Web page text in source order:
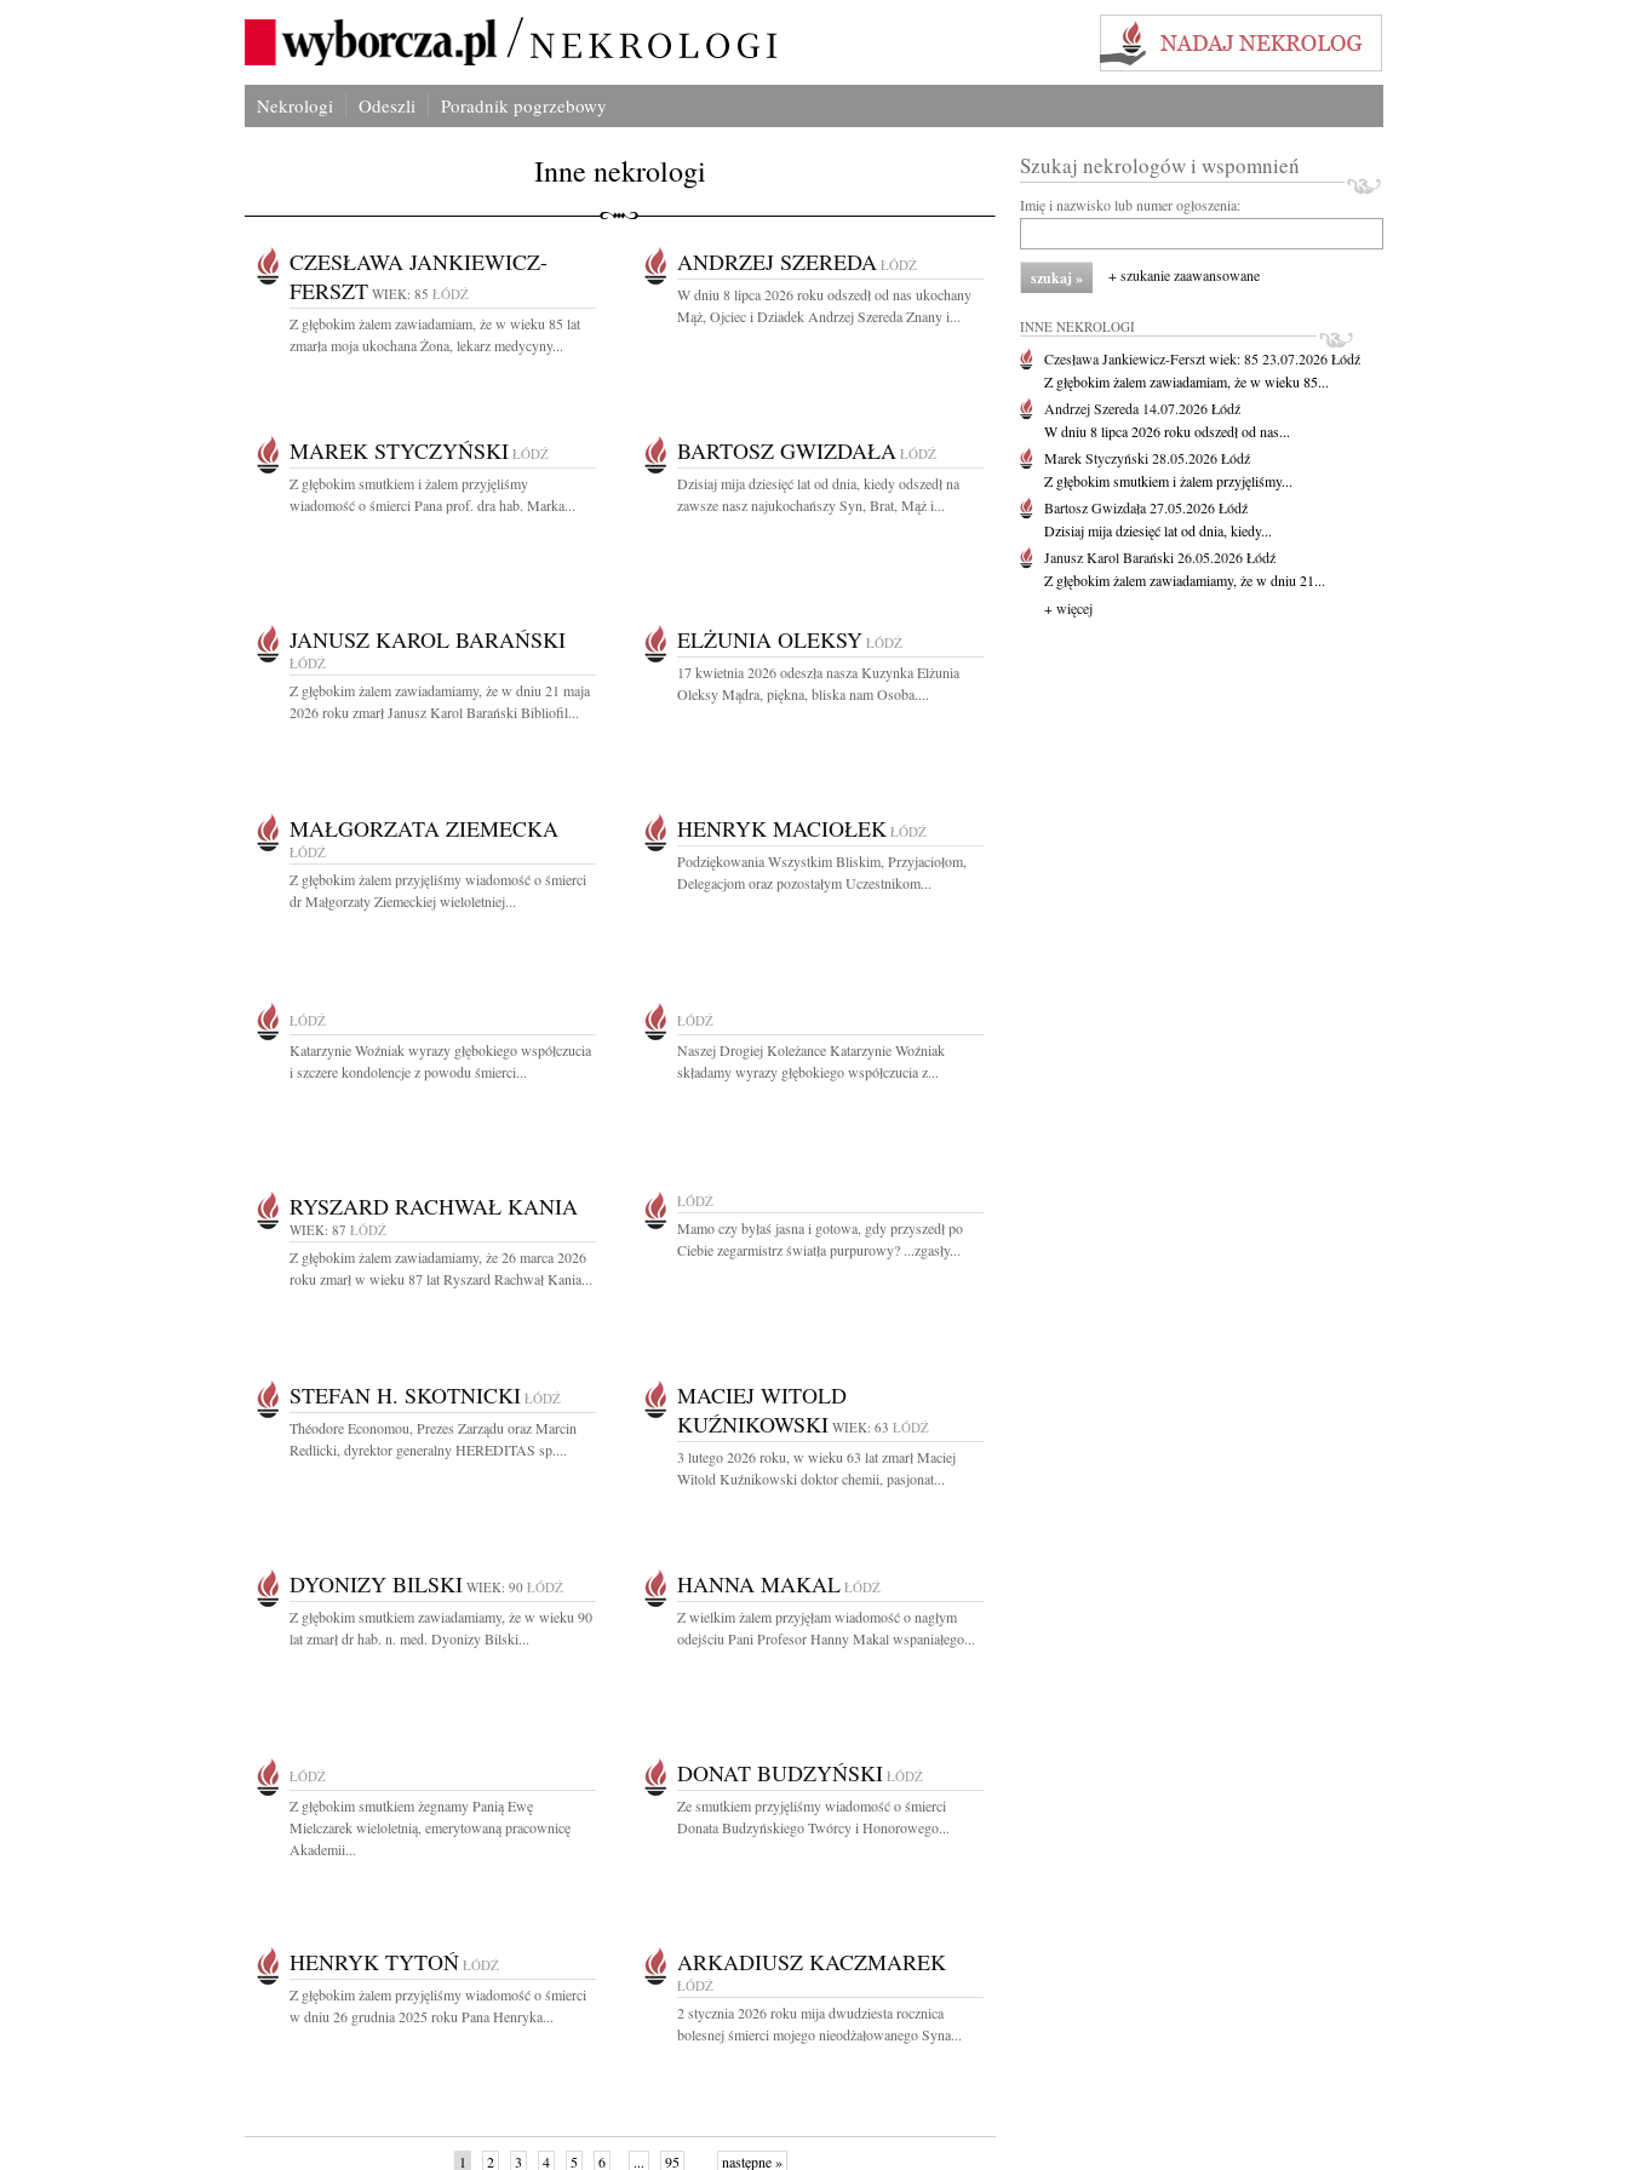
Nekrologi Odeszli Poradnik pogrzebowy
Inne nekrologi
CZESŁAWA JANKIEWICZ-
FERSZT WIEK: 85 ŁÓDŹ
Z głębokim żalem zawiadamiam, że w wieku 85 lat
zmarła moja ukochana Żona, lekarz medycyny...
ANDRZEJ SZEREDA ŁÓDŹ
W dniu 8 lipca 2026 roku odszedł od nas ukochany
Mąż, Ojciec i Dziadek Andrzej Szereda Znany i...
MAREK STYCZYŃSKI ŁÓDŹ
Z głębokim smutkiem i żalem przyjęliśmy
wiadomość o śmierci Pana prof. dra hab. Marka...
BARTOSZ GWIZDAŁA ŁÓDŹ
Dzisiaj mija dziesięć lat od dnia, kiedy odszedł na
zawsze nasz najukochańszy Syn, Brat, Mąż i...
JANUSZ KAROL BARAŃSKI
ŁÓDŹ
Z głębokim żalem zawiadamiamy, że w dniu 21 maja
2026 roku zmarł Janusz Karol Barański Bibliofil...
ELŻUNIA OLEKSY ŁÓDŹ
17 kwietnia 2026 odeszła nasza Kuzynka Elżunia
Oleksy Mądra, piękna, bliska nam Osoba....
MAŁGORZATA ZIEMECKA
ŁÓDŹ
Z głębokim żalem przyjęliśmy wiadomość o śmierci
dr Małgorzaty Ziemeckiej wieloletniej...
HENRYK MACIOŁEK ŁÓDŹ
Podziękowania Wszystkim Bliskim, Przyjaciołom,
Delegacjom oraz pozostałym Uczestnikom...
ŁÓDŹ
Katarzynie Woźniak wyrazy głębokiego współczucia
i szczere kondolencje z powodu śmierci...
ŁÓDŹ
Naszej Drogiej Koleżance Katarzynie Woźniak
składamy wyrazy głębokiego współczucia z...
RYSZARD RACHWAŁ KANIA
WIEK: 87 ŁÓDŹ
Z głębokim żalem zawiadamiamy, że 26 marca 2026
roku zmarł w wieku 87 lat Ryszard Rachwał Kania...
ŁÓDŹ
Mamo czy byłaś jasna i gotowa, gdy przyszedł po
Ciebie zegarmistrz światła purpurowy? ...zgasły...
STEFAN H. SKOTNICKI ŁÓDŹ
Théodore Economou, Prezes Zarządu oraz Marcin
Redlicki, dyrektor generalny HEREDITAS sp....
MACIEJ WITOLD
KUŹNIKOWSKI WIEK: 63 ŁÓDŹ
3 lutego 2026 roku, w wieku 63 lat zmarł Maciej
Witold Kuźnikowski doktor chemii, pasjonat...
DYONIZY BILSKI WIEK: 90 ŁÓDŹ
Z głębokim smutkiem zawiadamiamy, że w wieku 90
lat zmarł dr hab. n. med. Dyonizy Bilski...
HANNA MAKAL ŁÓDŹ
Z wielkim żalem przyjęłam wiadomość o nagłym
odejściu Pani Profesor Hanny Makal wspaniałego...
ŁÓDŹ
Z głębokim smutkiem żegnamy Panią Ewę
Mielczarek wieloletnią, emerytowaną pracownicę
Akademii...
DONAT BUDZYŃSKI ŁÓDŹ
Ze smutkiem przyjęliśmy wiadomość o śmierci
Donata Budzyńskiego Twórcy i Honorowego...
HENRYK TYTOŃ ŁÓDŹ
Z głębokim żalem przyjęliśmy wiadomość o śmierci
w dniu 26 grudnia 2025 roku Pana Henryka...
ARKADIUSZ KACZMAREK
ŁÓDŹ
2 stycznia 2026 roku mija dwudziesta rocznica
bolesnej śmierci mojego nieodżałowanego Syna...
1 2 3 4 5 6 ... 95 następne »
Szukaj nekrologów i wspomnień
Imię i nazwisko lub numer ogłoszenia:
+ szukanie zaawansowane
INNE NEKROLOGI
Czesława Jankiewicz-Fersztwiek: 8523.07.2026Łódź
Z głębokim żalem zawiadamiam, że w wieku 85...
Andrzej Szereda 14.07.2026Łódź
W dniu 8 lipca 2026 roku odszedł od nas...
Marek Styczyński28.05.2026Łódź
Z głębokim smutkiem i żalem przyjęliśmy...
Bartosz Gwizdała27.05.2026Łódź
Dzisiaj mija dziesięć lat od dnia, kiedy...
Janusz Karol Barański26.05.2026Łódź
Z głębokim żalem zawiadamiamy, że w dniu 21...
+ więcej